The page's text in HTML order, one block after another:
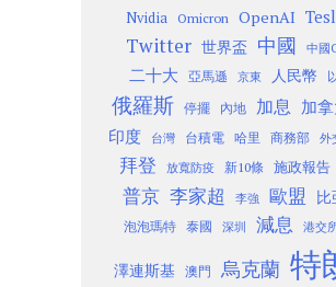
Nvidia Omicron OpenAI
Twitter 世界盃 中國 中國
二十大 亞馬遜 京東 人民幣
俄羅斯 停擺 內地 加息 加
印度
台灣 台積電 哈里 商務部 外
拜登 放寬防疫 新10條 施政報告
普京 李家超 李強 歐盟 比
泡泡瑪特 泰國 深圳 減息 港交
澤連斯基 澳門 烏克蘭 特